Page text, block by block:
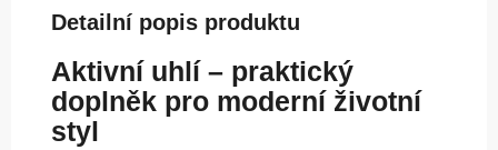
Detailní popis produktu
Aktivní uhlí – praktický
doplněk pro moderní životní
styl